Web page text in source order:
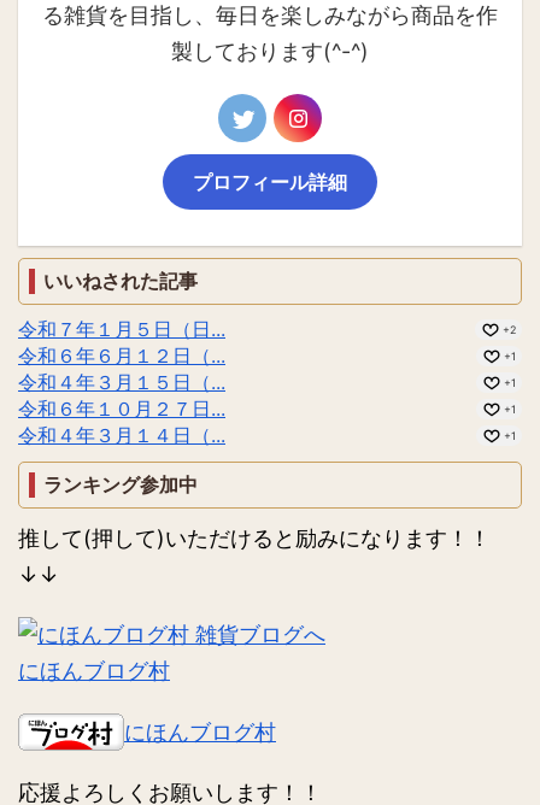
る雑貨を目指し、毎日を楽しみながら商品を作
製しております(^-^)
プロフィール詳細
いいねされた記事
令和７年１月５日（日...
+2
令和６年６月１２日（... +1
令和４年３月１５日（... +1
令和６年１０月２７日... +1
令和４年３月１４日（... +1
ランキング参加中
推して(押して)いただけると励みになります！！
↓↓
にほんブログ村
にほんブログ村
応援よろしくお願いします！！